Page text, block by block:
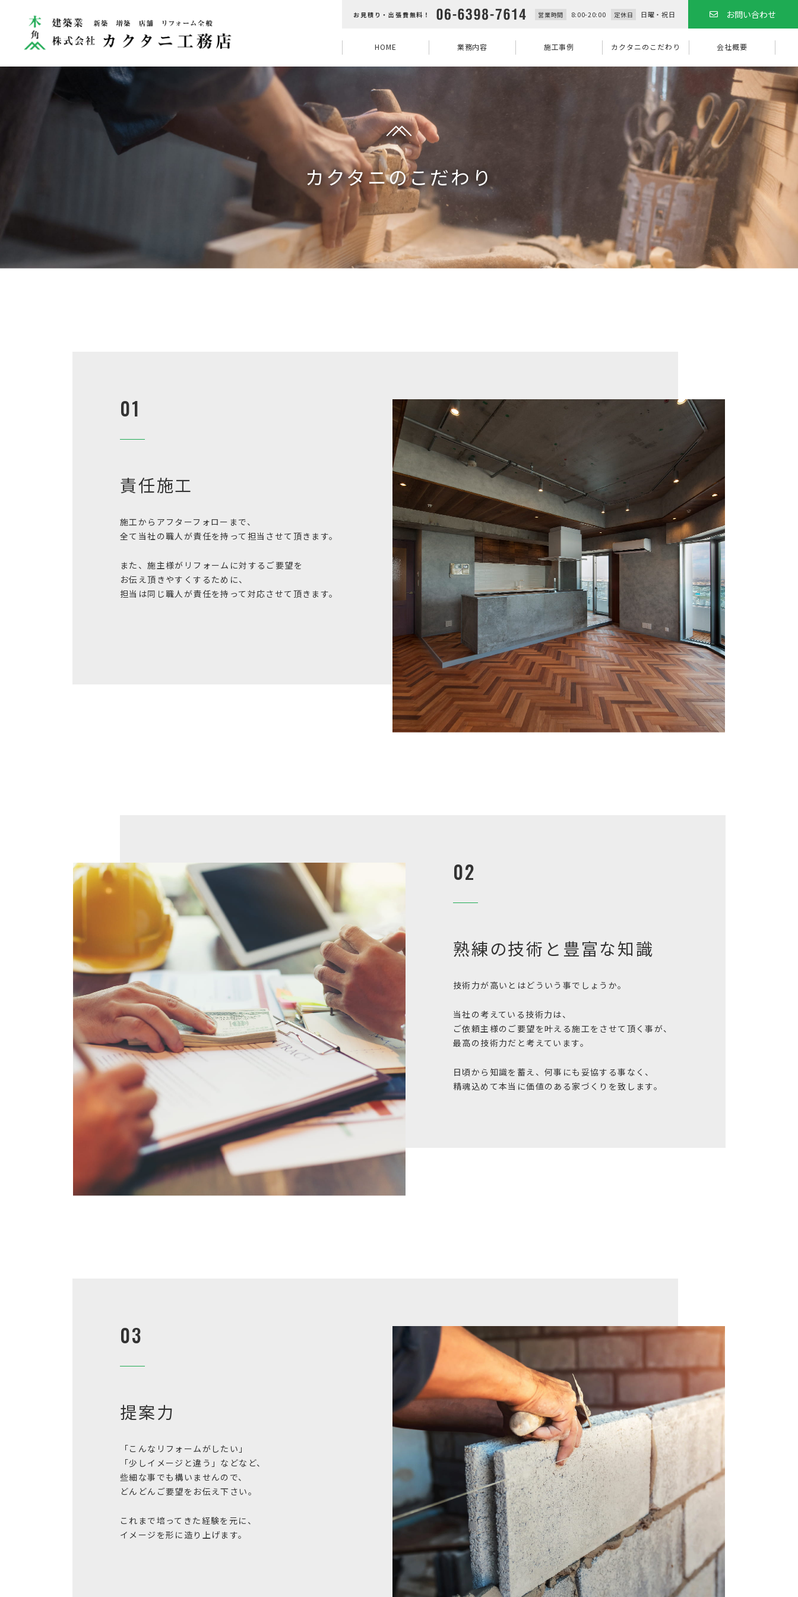
お見積り・出張費無料！ 営業時間 8:00-20:00 定休日 日曜・祝日 お問い合わせ
HOME 業務内容 施工事例 カクタニのこだわり 会社概要
カクタニのこだわり
01
責任施工
施工からアフターフォローまで、
全て当社の職人が責任を持って担当させて頂きます。
また、施主様がリフォームに対するご要望を
お伝え頂きやすくするために、
担当は同じ職人が責任を持って対応させて頂きます。
02
熟練の技術と 豊富な知識
技術力が高いとはどういう事でしょうか。
当社の考えている技術力は、
ご依頼主様のご要望を叶える施工をさせて頂く事が、
最高の技術力だと考えています。
日頃から知識を蓄え、何事にも妥協する事なく、
精魂込めて本当に価値のある家づくりを致します。
03
提案力
「こんなリフォームがしたい」
「少しイメージと違う」などなど、
些細な事でも構いませんので、
どんどんご要望をお伝え下さい。
これまで培ってきた経験を元に、
イメージを形に造り上げます。